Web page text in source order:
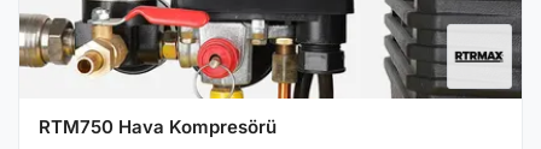
RTM750 Hava Kompresörü